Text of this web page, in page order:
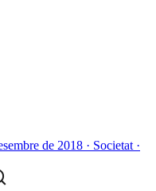
de 2018 · Societat ·